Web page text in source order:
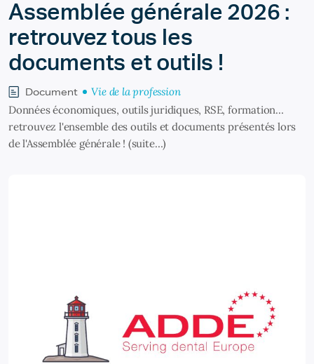
Assemblée générale 2026 :
retrouvez tous les
documents et outils !
Document
Vie de la profession
Données économiques, outils juridiques, RSE, formation…
retrouvez l'ensemble des outils et documents présentés lors
de l'Assemblée générale ! (suite…)